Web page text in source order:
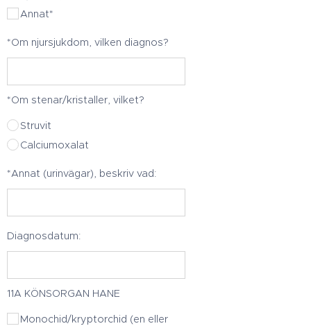
Annat*
*Om njursjukdom, vilken diagnos?
*Om stenar/kristaller, vilket?
Struvit
Calciumoxalat
*Annat (urinvägar), beskriv vad:
Diagnosdatum:
11A KÖNSORGAN HANE
Monochid/kryptorchid (en eller